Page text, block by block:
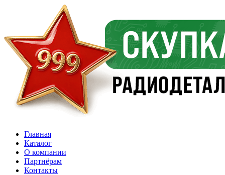
Главная
Каталог
О компании
Партнёрам
Контакты